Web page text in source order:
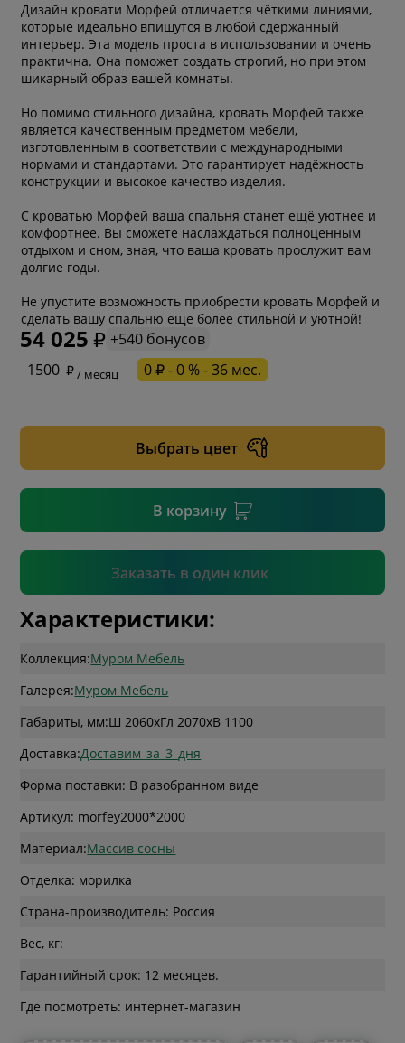
Дизайн кровати Морфей отличается чёткими линиями,
которые идеально впишутся в любой сдержанный
интерьер. Эта модель проста в использовании и очень
практична. Она поможет создать строгий, но при этом
шикарный образ вашей комнаты.
Но помимо стильного дизайна, кровать Морфей также
является качественным предметом мебели,
изготовленным в соответствии с международными
нормами и стандартами. Это гарантирует надёжность
конструкции и высокое качество изделия.
С кроватью Морфей ваша спальня станет ещё уютнее и
комфортнее. Вы сможете наслаждаться полноценным
отдыхом и сном, зная, что ваша кровать прослужит вам
долгие годы.
Не упустите возможность приобрести кровать Морфей и
сделать вашу спальню ещё более стильной и уютной!
54 025
+540 бонусов
1500
/ месяц 0 ₽ - 0 % - 36 мес.
Выбрать цвет
В корзину
Заказать в один клик
* обязательное поле
Подтвердить
Характеристики:
Коллекция:Муром Мебель
Галерея:Муром Мебель
Габариты, мм:Ш 2060xГл 2070xВ 1100
Доставка:Доставим_за_3_дня
Форма поставки: В разобранном виде
Артикул: morfey2000*2000
Материал:Массив сосны
Отделка: морилка
Страна-производитель: Россия
Вес, кг:
Гарантийный срок: 12 месяцев.
Где посмотреть: интернет-магазин